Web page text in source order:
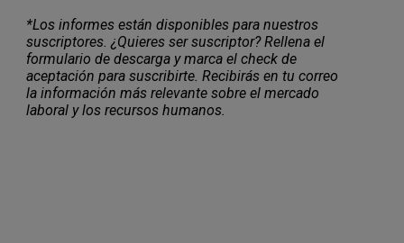
*Los informes están disponibles para nuestros
suscriptores. ¿Quieres ser suscriptor? Rellena el
formulario de descarga y marca el check de
aceptación para suscribirte. Recibirás en tu correo
la información más relevante sobre el mercado
laboral y los recursos humanos.